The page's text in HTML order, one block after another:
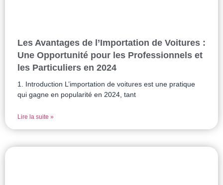
Les Avantages de l’Importation de Voitures :
Une Opportunité pour les Professionnels et
les Particuliers en 2024
1. Introduction L’importation de voitures est une pratique
qui gagne en popularité en 2024, tant
Lire la suite »